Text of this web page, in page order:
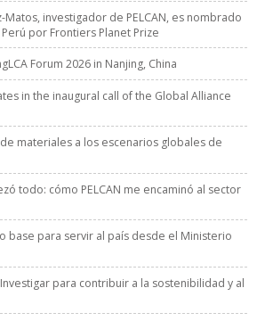
Matos, investigador de PELCAN, es nombrado
por Frontiers Planet Prize
Forum 2026 in Nanjing, China
in the inaugural call of the Global Alliance
materiales a los escenarios globales de
todo: cómo PELCAN me encaminó al sector
base para servir al país desde el Ministerio
para contribuir a la sostenibilidad y al